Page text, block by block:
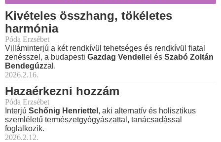
Kivételes összhang, tökéletes
harmónia
Póda Erzsébet
Villáminterjú a két rendkívül tehetséges és rendkívül fiatal
zenésszel, a budapesti Gazdag Vendel lel és Szabó Zoltán
Bendegúzzal.
2026.2.16.
Hazaérkezni hozzám
Póda Erzsébet
Interjú Schőnig Henriettel , aki alternatív és holisztikus
szemléletű természetgyógyászattal, tanácsadással
foglalkozik.
2026.2.12.